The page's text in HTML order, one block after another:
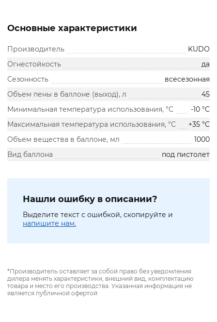
Основные характеристики
Производитель
KUDO
Огнестойкость
да
Сезонность
всесезонная
Объем пены в баллоне (выход), л
45
Минимальная температура использования, °С
-10 °С
Максимальная температура использования, °С
+35 °С
Объем вещества в баллоне, мл
1000
Вид баллона
под пистолет
Нашли ошибку в описании?
Выделите текст с ошибкой, скопируйте и
напишите нам.
*Производитель оставляет за собой право без уведомления
дилера менять характеристики, внешний вид, комплектацию
товара и место его производства. Указанная информация не
является публичной офертой